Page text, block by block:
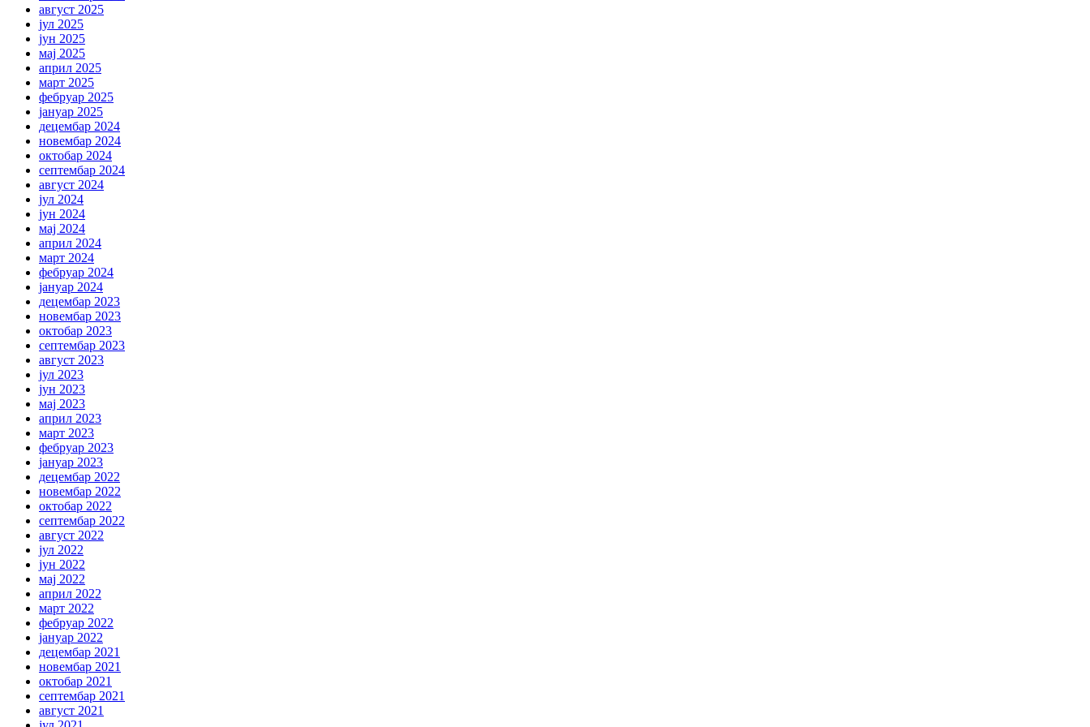
август 2025
јул 2025
јун 2025
мај 2025
април 2025
март 2025
фебруар 2025
јануар 2025
децембар 2024
новембар 2024
октобар 2024
септембар 2024
август 2024
јул 2024
јун 2024
мај 2024
април 2024
март 2024
фебруар 2024
јануар 2024
децембар 2023
новембар 2023
октобар 2023
септембар 2023
август 2023
јул 2023
јун 2023
мај 2023
април 2023
март 2023
фебруар 2023
јануар 2023
децембар 2022
новембар 2022
октобар 2022
септембар 2022
август 2022
јул 2022
јун 2022
мај 2022
април 2022
март 2022
фебруар 2022
јануар 2022
децембар 2021
новембар 2021
октобар 2021
септембар 2021
август 2021